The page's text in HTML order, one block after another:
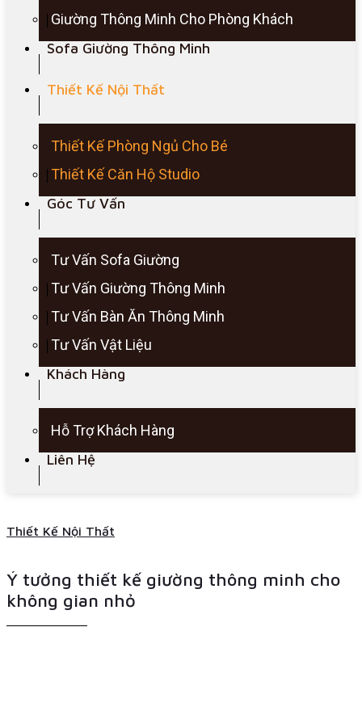
Giường Thông Minh Cho Phòng Khách
Sofa Giường Thông Minh
Thiết Kế Nội Thất
Thiết Kế Phòng Ngủ Cho Bé
Thiết Kế Căn Hộ Studio
Góc Tư Vấn
Tư Vấn Sofa Giường
Tư Vấn Giường Thông Minh
Tư Vấn Bàn Ăn Thông Minh
Tư Vấn Vật Liệu
Khách Hàng
Hỗ Trợ Khách Hàng
Liên Hệ
Thiết Kế Nội Thất
Ý tưởng thiết kế giường thông minh cho
không gian nhỏ